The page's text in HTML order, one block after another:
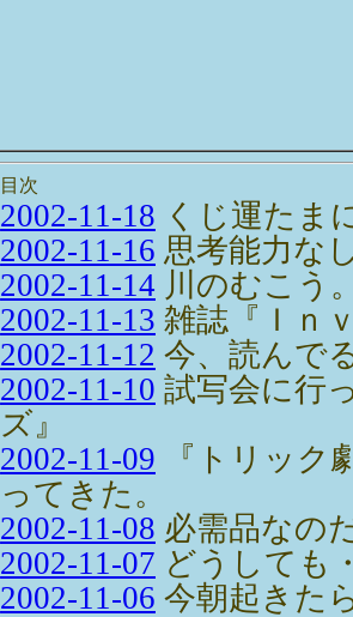
目次
2002-11-18 くじ運たま
2002-11-16 思考能力な
2002-11-14 川のむこう
2002-11-13 雑誌『Ｉｎ
2002-11-12 今、読んで
2002-11-10 試写会に行
ズ』
2002-11-09 『トリック
ってきた。
2002-11-08 必需品なの
2002-11-07 どうしても
2002-11-06 今朝起きた